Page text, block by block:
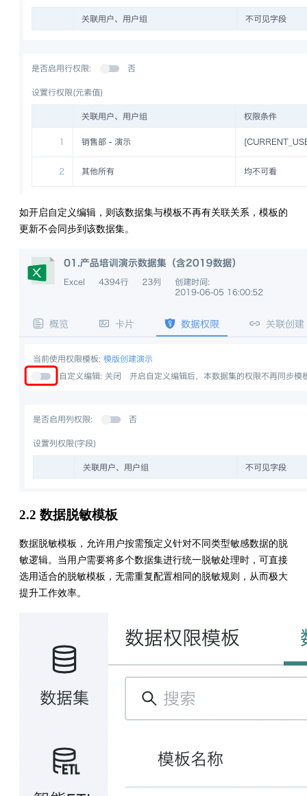
如开启自定义编辑，则该数据集与模板不再有关联关系，模板的
更新不会同步到该数据集。
2.2 数据脱敏模板
数据脱敏模板，允许用户按需预定义针对不同类型敏感数据的脱
敏逻辑。当用户需要将多个数据集进行统一脱敏处理时，可直接
选用适合的脱敏模板，无需重复配置相同的脱敏规则，从而极大
提升工作效率。